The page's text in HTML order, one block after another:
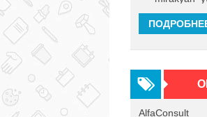
AlfaConsult